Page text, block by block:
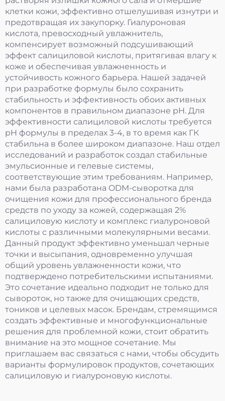
клетки кожи, эффективно отшелушивая изнутри и
предотвращая их закупорку. Гиалуроновая
кислота, превосходный увлажнитель,
компенсирует возможный подсушивающий
эффект салициловой кислоты, притягивая влагу к
коже и обеспечивая увлажненность и
устойчивость кожного барьера. Нашей задачей
при разработке формулы было сохранить
стабильность и эффективность обоих активных
компонентов в правильном диапазоне pH. Для
эффективности салициловой кислоты требуется
pH формулы в пределах 3-4, в то время как ГК
стабильна в более широком диапазоне. Наш отдел
исследований и разработок создал стабильные
эмульсионные и гелевые системы,
соответствующие этим требованиям. Например,
нами была разработана ODM-сыворотка для
очищения кожи для профессионального бренда
средств по уходу за кожей, содержащая 2%
салициловую кислоту и комплекс гиалуроновой
кислоты с различными молекулярными весами.
Данный продукт эффективно уменьшал черные
точки и высыпания, одновременно улучшая
общий уровень увлажненности кожи, что
подтверждено потребительскими испытаниями.
Это сочетание идеально подходит не только для
сывороток, но также для очищающих средств,
тоников и целевых масок. Брендам, стремящимся
создать эффективные и многофункциональные
решения для проблемной кожи, стоит обратить
внимание на это мощное сочетание. Мы
приглашаем вас связаться с нами, чтобы обсудить
варианты формулировок продуктов, сочетающих
салициловую и гиалуроновую кислоты.